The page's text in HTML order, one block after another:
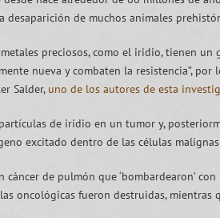
de muchos animales
preciosos, como el iridio, tienen un
nueva y combaten la resistencia”,
Salder, uno de los autores de esta
de iridio en un tumor y,
excitado dentro de las células
de pulmón que ‘bombardearon’
oncológicas fueron destruidas, mientras